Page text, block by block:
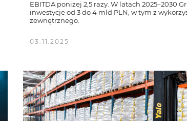
EBITDA poniżej 2,5 razy. W latach 2025–2030
inwestycje od 3 do 4 mld PLN, w tym z
zewnętrznego.
03.11.2025